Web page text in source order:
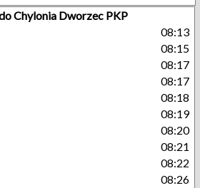
Chylonia Dworzec PKP
08:13
08:15
08:17
08:17
08:18
08:19
08:20
08:21
08:22
08:26